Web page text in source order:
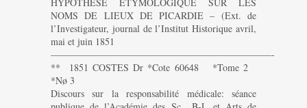
NOMS DE LIEUX DE PICARDIE – (Ext. de
l’Investigateur, journal de l’Institut Historique avril,
mai et juin 1851
———————————————————————-
** 1851 COSTES Dr *Cote 60648 *Tome 2
*Nø 3
Discours sur la responsabilité médicale: séance